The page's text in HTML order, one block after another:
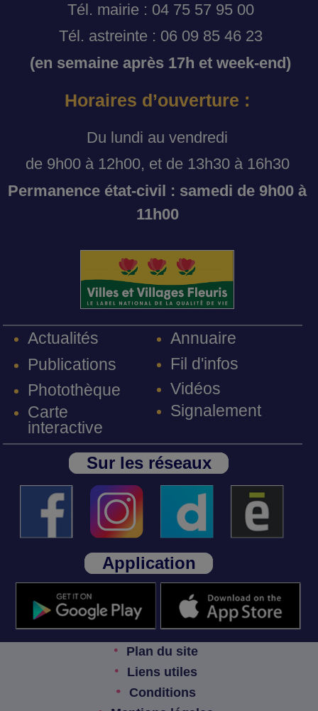
Tél. mairie : 04 75 57 95 00
Tél. astreinte : 06 09 85 46 23
(en semaine après 17h et week-end)
Horaires d’ouverture :
Du lundi au vendredi
de 9h00 à 12h00, et de 13h30 à 16h30
Permanence état-civil : samedi de 9h00 à
11h00
Actualités
Publications
Photothèque
Carte
interactive
Annuaire
Fil d'infos
Vidéos
Signalement
Sur les réseaux
Application
Plan du site
Liens utiles
Conditions